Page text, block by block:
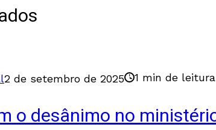
2 de setembro de 2025 1 min de leitura
o desânimo no